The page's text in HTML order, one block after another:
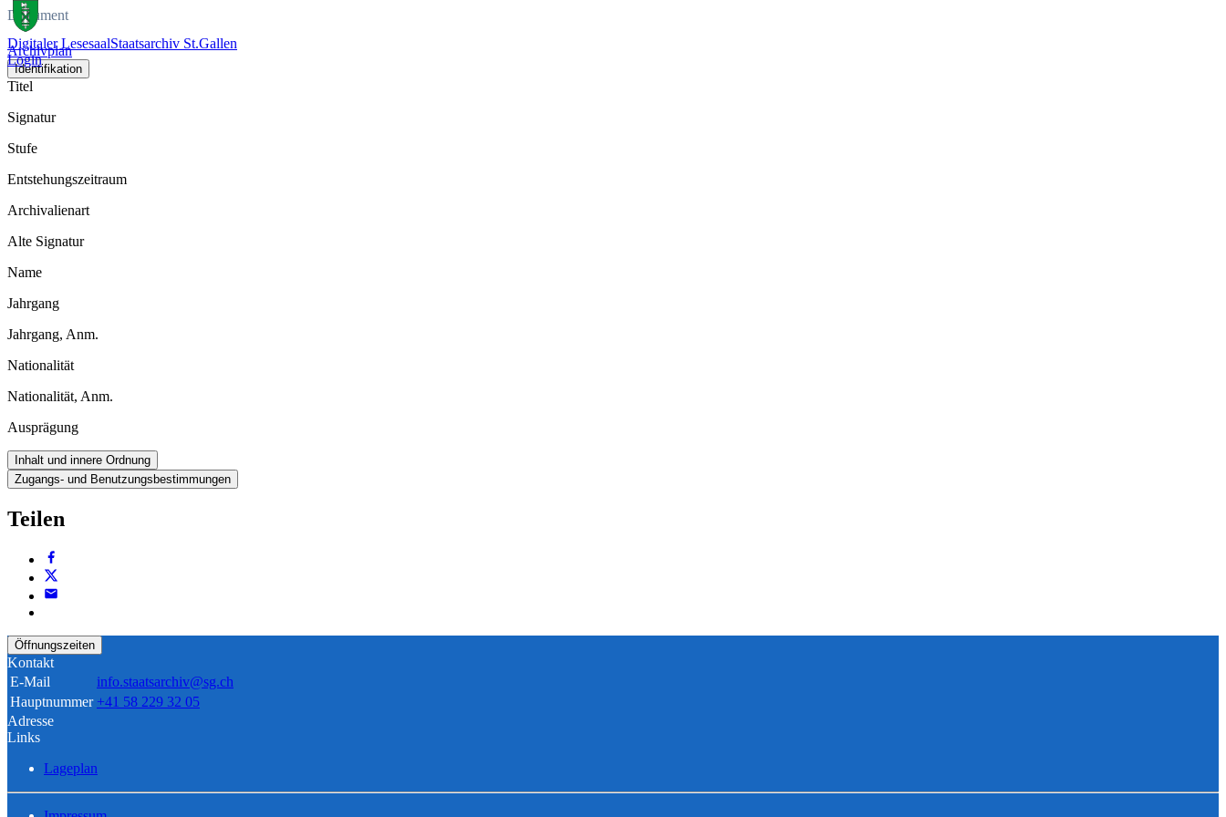
Digitaler LesesaalStaatsarchiv St.Gallen
Login
Dokument
Archivplan
Identifikation
Titel
Signatur
Stufe
Entstehungszeitraum
Archivalienart
Alte Signatur
Name
Jahrgang
Jahrgang, Anm.
Nationalität
Nationalität, Anm.
Ausprägung
Inhalt und innere Ordnung
Zugangs- und Benutzungsbestimmungen
Teilen
Öffnungszeiten
Kontakt
E-Mail
info.staatsarchiv@sg.ch
Hauptnummer +41 58 229 32 05
Adresse
Links
Lageplan